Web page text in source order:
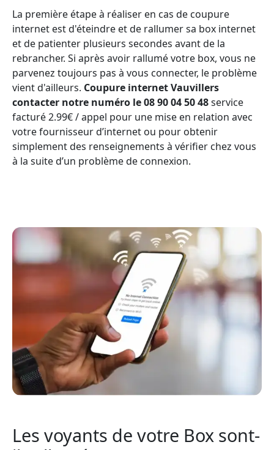
La première étape à réaliser en cas de coupure
internet est d'éteindre et de rallumer sa box internet
et de patienter plusieurs secondes avant de la
rebrancher. Si après avoir rallumé votre box, vous ne
parvenez toujours pas à vous connecter, le problème
vient d'ailleurs. Coupure internet Vauvillers
contacter notre numéro le 08 90 04 50 48service
facturé 2.99€ / appel pour une mise en relation avec
votre fournisseur d’internet ou pour obtenir
simplement des renseignements à vérifier chez vous
à la suite d’un problème de connexion.
Les voyants de votre Box sont-